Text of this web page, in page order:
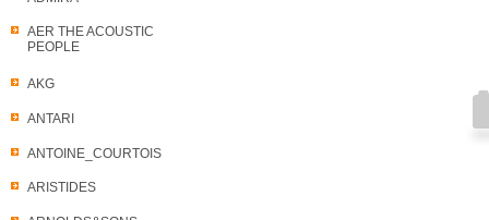
AER THE ACOUSTIC
PEOPLE
AKG
ANTARI
ANTOINE_COURTOIS
ARISTIDES